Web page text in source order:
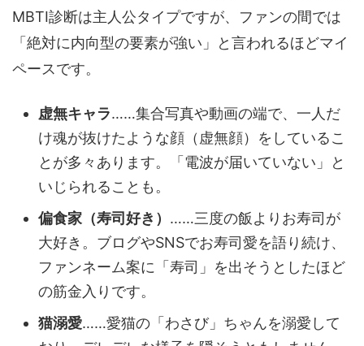
MBTI診断は主人公タイプですが、ファンの間では
「絶対に内向型の要素が強い」と言われるほどマイ
ペースです。
虚無キャラ……集合写真や動画の端で、一人だ
け魂が抜けたような顔（虚無顔）をしているこ
とが多々あります。「電波が届いていない」と
いじられることも。
偏食家（寿司好き） ……三度の飯よりお寿司が
大好き。ブログやSNSでお寿司愛を語り続け、
ファンネーム案に「寿司」を出そうとしたほど
の筋金入りです。
猫溺愛……愛猫の「わさび」ちゃんを溺愛して